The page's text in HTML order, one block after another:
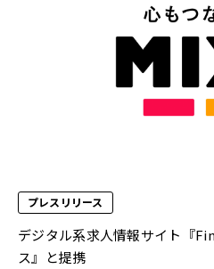
プレスリリース
デジタル系求人情報サイト『
ス』と提携